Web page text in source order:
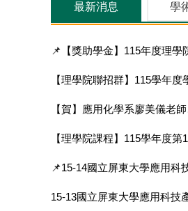
最新消息 學
📌【獎助學金】115年度理
【理學院聯招群】115學年
【賀】應用化學系廖美儀老
【理學院課程】115學年度
📌15-14國立屏東大學應用科
15-13國立屏東大學應用科技